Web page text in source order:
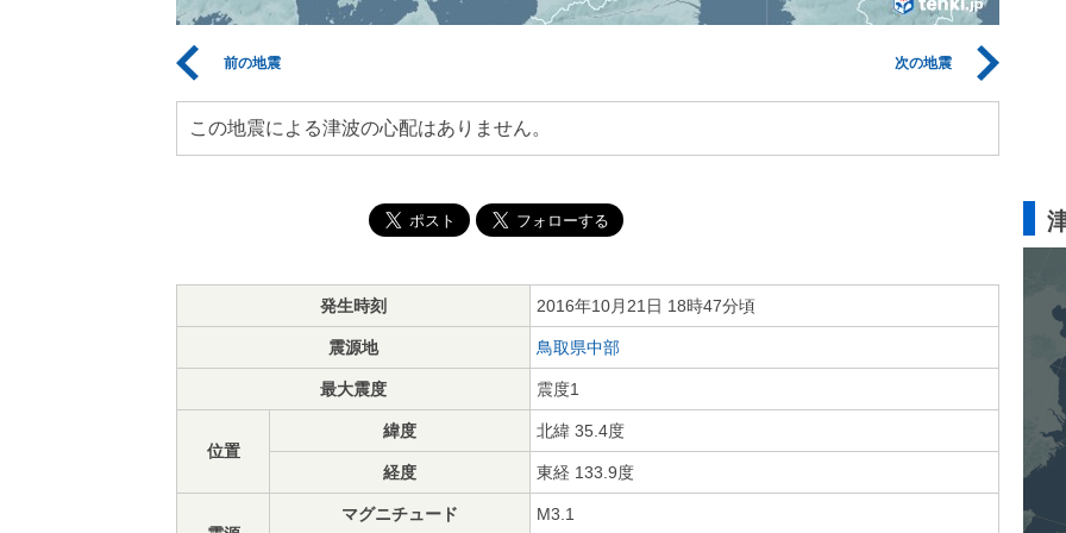
前の地震 次の地震
この地震による津波の心配はありません。
発生時刻 2016年10月21日 18時47分頃
震源地 鳥取県中部
最大震度 震度1
位置
緯度 北緯 35.4度
経度 東経 133.9度
マグニチュード M3.1